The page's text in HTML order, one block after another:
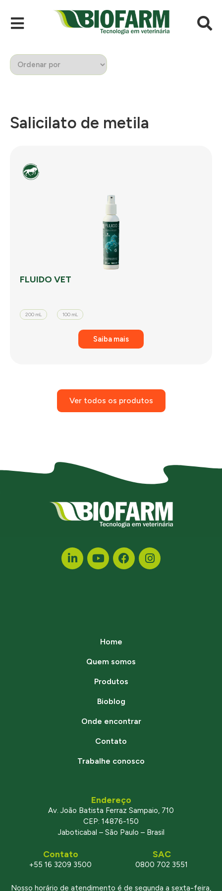
Salicilato de metila
FLUIDO VET
200 mL 100 mL
Saiba mais
Ver todos os produtos
Home
Quem somos
Produtos
Bioblog
Onde encontrar
Contato
Trabalhe conosco
Endereço
Av. João Batista Ferraz Sampaio, 710
CEP: 14876-150
Jaboticabal – São Paulo – Brasil
Contato
+55 16 3209 3500
SAC
0800 702 3551
Nosso horário de atendimento é de segunda a sexta-feira,